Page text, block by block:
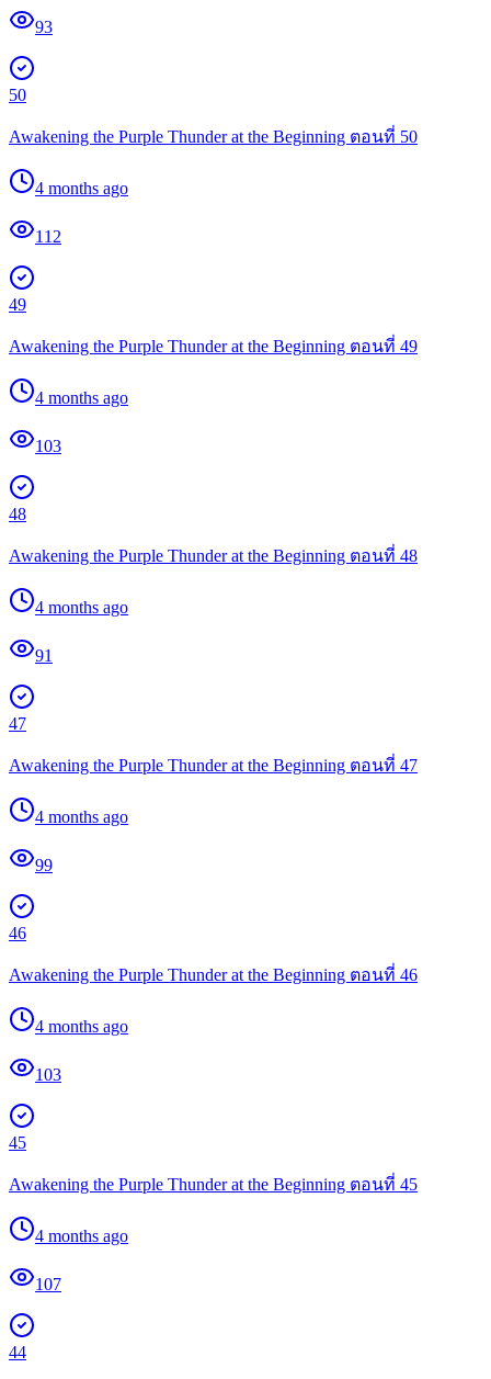
93
50
Awakening the Purple Thunder at the Beginning ตอนที่ 50
4 months ago
112
49
Awakening the Purple Thunder at the Beginning ตอนที่ 49
4 months ago
103
48
Awakening the Purple Thunder at the Beginning ตอนที่ 48
4 months ago
91
47
Awakening the Purple Thunder at the Beginning ตอนที่ 47
4 months ago
99
46
Awakening the Purple Thunder at the Beginning ตอนที่ 46
4 months ago
103
45
Awakening the Purple Thunder at the Beginning ตอนที่ 45
4 months ago
107
44